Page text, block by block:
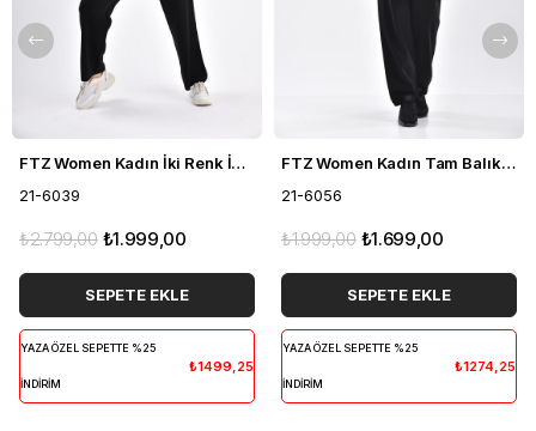
FTZ Women Kadın İki Renk İkili Takım Siyah 21-6039
21-6039
₺1.999,00
₺2.799,00
SEPETE EKLE
YAZA ÖZEL SEPETTE %25
İNDİRİM
₺1499,25
FTZ Women Kadın Tam Balıkçı İkili Takım Siyah 21-6056
21-6056
₺1.699,00
₺1.999,00
SEPETE EKLE
YAZA ÖZEL SEPETTE %25
İNDİRİM
₺1274,25